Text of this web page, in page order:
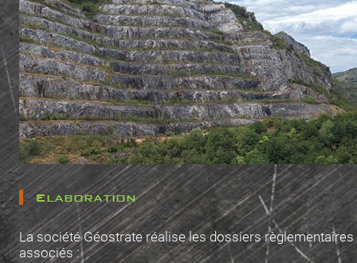
Elaboration
La société Géostrate réalise les dossiers règlementaires
associés :